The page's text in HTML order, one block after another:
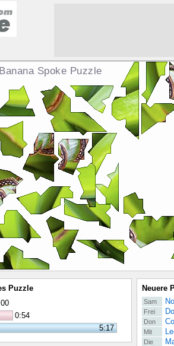
Banana Spoke Puzzle
Puzzle
00
0:54
5:17
Neuere
Sam
Frei
Don
Mit
Die